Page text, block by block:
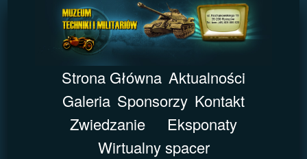
Strona Główna Aktualności
Galeria Sponsorzy Kontakt
Zwiedzanie
Eksponaty
Wirtualny spacer